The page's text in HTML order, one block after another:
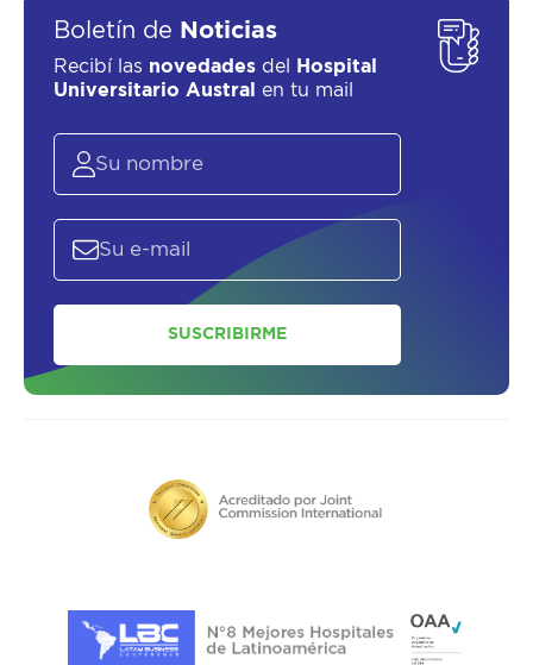
Boletín de Noticias
Recibí las novedades del
Hospital
Universitario Austral
en tu mail
SUSCRIBIRME